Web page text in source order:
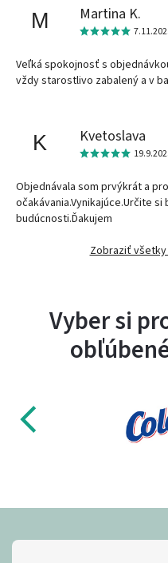
M Martina K.
Veľká spokojnosť s
vždy starostlivo zabalený a v
K Kvetoslava
Objednávala som prvýkrát a
očakávania.Vynikajúce.Určite
budúcnosti.Ďakujem
Zobraziť
Vyber si